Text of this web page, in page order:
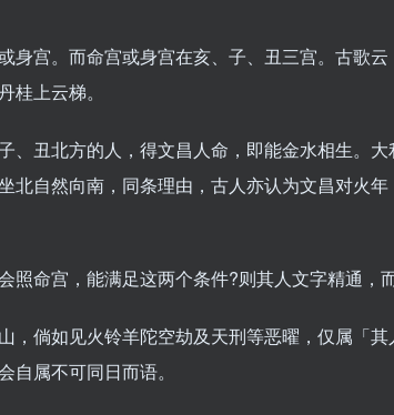
身宫。而命宫或身宫在亥、子、丑三宫。古歌
桂上云梯。
、丑北方的人，得文昌人命，即能金水相生。
北自然向南，同条理由，古人亦认为文昌对火
照命宫，能满足这两个条件?则其人文字精通，
，倘如见火铃羊陀空劫及天刑等恶曜，仅属「
自属不可同日而语。